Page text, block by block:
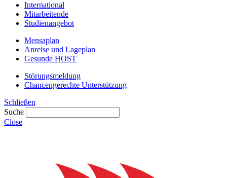
International
Mitarbeitende
Studienangebot
Mensaplan
Anreise und Lageplan
Gesunde HOST
Störungsmeldung
Chancengerechte Unterstützung
Schließen
Suche
Close